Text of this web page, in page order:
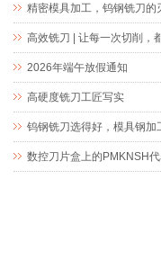
精密键槽加工而生
精密模具加工，钨钢铣刀的
究竟藏着什么玄机
高效铣刀 | 让每一次切削，
值
2026年端午放假通知
高硬度铣刀工匠写实
钨钢铣刀选得好，模具钢加
数控刀片盒上的PMKNSH